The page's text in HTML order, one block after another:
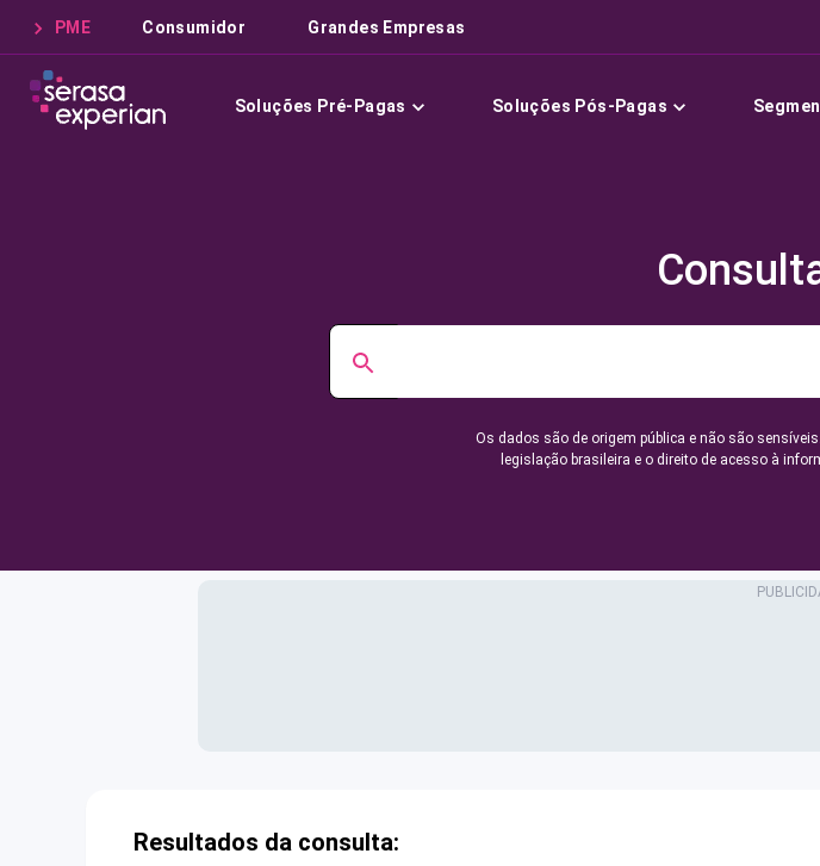
PME Consumidor Grandes Empresas
Soluções Pré-Pagas Soluções Pós-Pagas
Os dados são de origem pública e não são
legislação brasileira e o direito de acesso à
Resultados da consulta: